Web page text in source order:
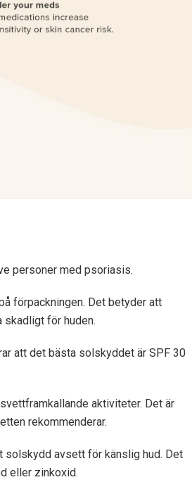
personer med psoriasis.
förpackningen. Det betyder att
skadligt för huden.
att det bästa solskyddet är SPF 30
aktiviteter. Det är
rekommenderar.
solskydd avsett för känslig hud. Det
eller zinkoxid.